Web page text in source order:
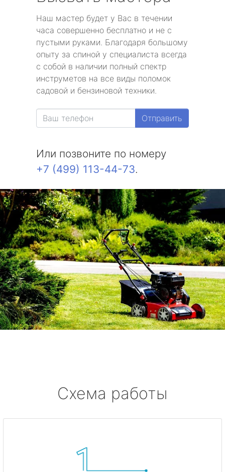
Наш мастер будет у Вас в течении
часа совершенно бесплатно и не с
пустыми руками. Благодаря большому
опыту за спиной у специалиста всегда
с собой в наличии полный спектр
инструметов на все виды поломок
садовой и бензиновой техники.
Отправить
Или позвоните по номеру
+7 (499) 113-44-73.
Схема работы